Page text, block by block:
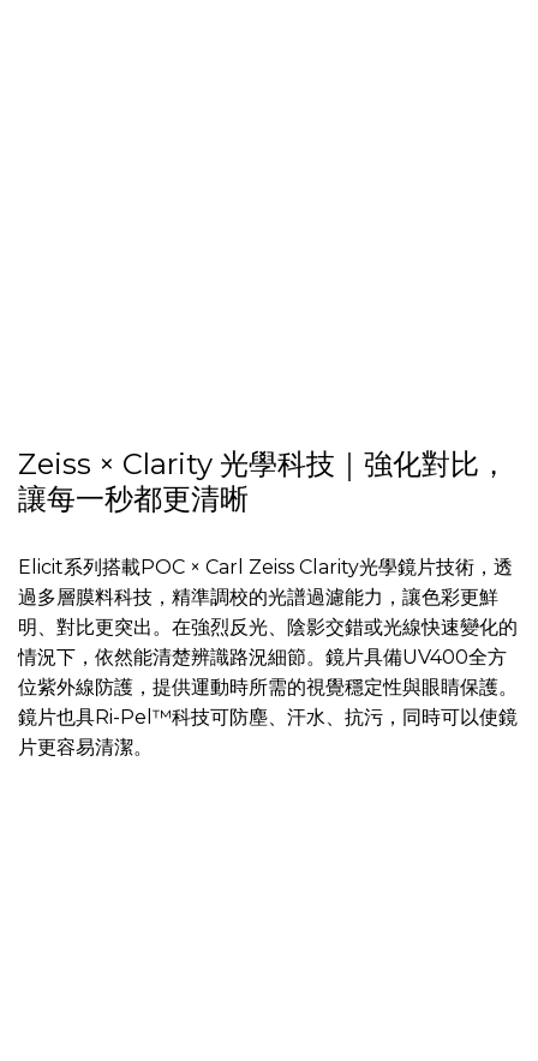
Zeiss × Clarity 光學科技｜強化對比，
讓每一秒都更清晰
Elicit系列搭載POC × Carl Zeiss Clarity光學鏡片技術，透
過多層膜料科技，精準調校的光譜過濾能力，讓色彩更鮮
明、對比更突出。在強烈反光、陰影交錯或光線快速變化的
情況下，依然能清楚辨識路況細節。鏡片具備UV400全方
位紫外線防護，提供運動時所需的視覺穩定性與眼睛保護。
鏡片也具Ri-Pel™科技可防塵、汗水、抗污，同時可以使鏡
片更容易清潔。